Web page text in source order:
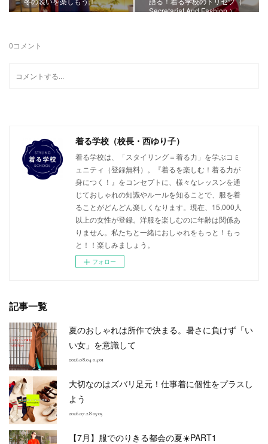
Secretariat And Fashion ）
0コメント
着る学校（校長・西ゆり子）
着る学校は、「スタイリング＝着る力」を学ぶコミ
ュニティ（登録無料）。『着るを楽しむ！着る力が
身につく！』をコンセプトに、様々なレッスンを通
じておしゃれの知識やルールを知ることで、服を着
ることがどんどん楽しくなります。現在、15,000人
以上の女性が登録。洋服を楽しむのに年齢は関係あ
りません。私たちと一緒におしゃれをもっと！もっ
と！！楽しみましょう。
フォロー
記事一覧
夏のおしゃれは所作で決まる。暑さに負けず「い
い女」を意識して
2026.08.04 04:01
大切なのはズバリ足元！仕事着に個性をプラスし
よう
2026.07.28 05:05
【7月】服でのりきる都会の夏☀️PART1